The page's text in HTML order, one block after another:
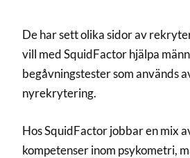
De har sett olika sidor av
vill med SquidFactor hjälpa
begåvningstester som används
nyrekrytering.
Hos SquidFactor jobbar en mix
kompetenser inom psykometri,